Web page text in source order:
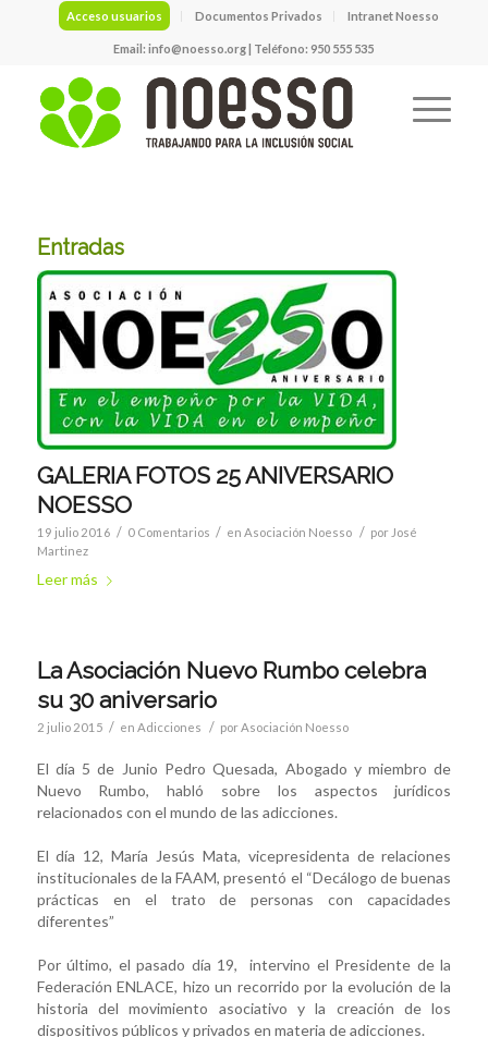
Acceso usuarios Documentos Privados Intranet Noesso
Email:info@noesso.org| Teléfono: 950 555 535
Entradas
GALERIA FOTOS 25 ANIVERSARIO
NOESSO
19 julio 2016 / 0 Comentarios / en Asociación Noesso / por José
Martinez
Leer más
La Asociación Nuevo Rumbo celebra
su 30 aniversario
2 julio 2015 / en Adicciones / porAsociación Noesso
El día 5 de Junio Pedro Quesada, Abogado y miembro de
Nuevo Rumbo, habló sobre los aspectos jurídicos
relacionados con el mundo de las adicciones.
El día 12, María Jesús Mata, vicepresidenta de relaciones
institucionales de la FAAM, presentó el “Decálogo de buenas
prácticas en el trato de personas con capacidades
diferentes”
Por último, el pasado día 19, intervino el Presidente de la
Federación ENLACE, hizo un recorrido por la evolución de la
historia del movimiento asociativo y la creación de los
dispositivos públicos y privados en materia de adicciones.